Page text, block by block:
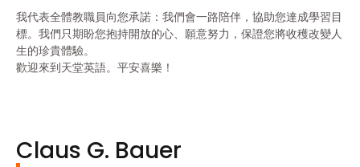
我代表全體教職員向您承諾：我們會一路陪伴，協助您達成學習目
標。我們只期盼您抱持開放的心、願意努力，保證您將收穫改變人
生的珍貴體驗。
歡迎來到天堂英語。平安喜樂！
Claus G. Bauer